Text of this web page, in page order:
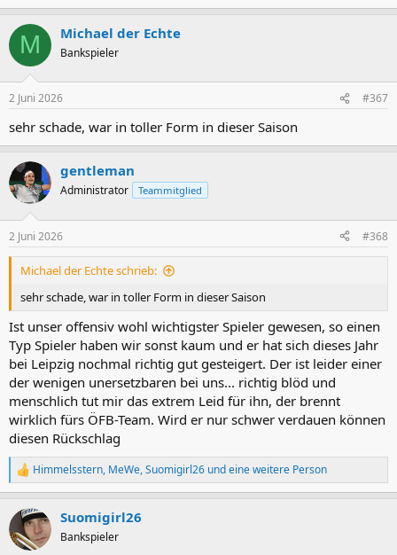
e
k
i
e
:
M Michael der Echte
Bankspieler
2 Juni 2026 #367
sehr schade, war in toller Form in dieser Saison
gentleman
Administrator Teammitglied
2 Juni 2026 #368
Michael der Echte schrieb:
sehr schade, war in toller Form in dieser Saison
Ist unser offensiv wohl wichtigster Spieler gewesen, so einen
Typ Spieler haben wir sonst kaum und er hat sich dieses Jahr
bei Leipzig nochmal richtig gut gesteigert. Der ist leider einer
der wenigen unersetzbaren bei uns... richtig blöd und
menschlich tut mir das extrem Leid für ihn, der brennt
wirklich fürs ÖFB-Team. Wird er nur schwer verdauen können
diesen Rückschlag
R
e
k
t
i
Himmelsstern, MeWe,Suomigirl26 und eine weitere Person
Suomigirl26
Bankspieler